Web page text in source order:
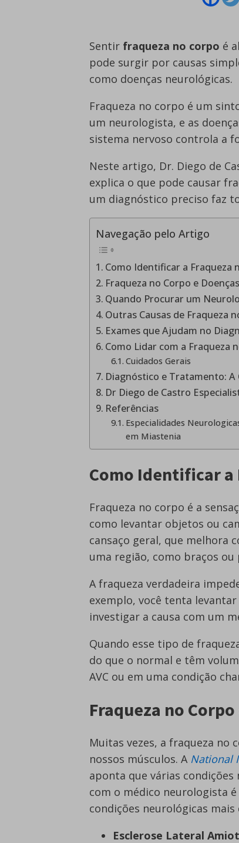
Sentir fraqueza no corpo é
pode surgir por causas
como doenças neurológicas.
Fraqueza no corpo é um
um neurologista, e as
sistema nervoso controla a
Neste artigo, Dr. Diego de
explica o que pode causar
um diagnóstico preciso faz
Navegação pelo Artigo
Como Identificar a Fraqueza
Fraqueza no Corpo e
Quando Procurar um
Outras Causas de Fraqueza
Exames que Ajudam no
Como Lidar com a Fraqueza
Cuidados Gerais
Diagnóstico e Tratamento: A
Dr Diego de Castro
Referências
Especialidades
em Miastenia
Como Identificar a
Fraqueza no corpo é a
como levantar objetos ou
cansaço geral, que melhora
uma região, como braços ou
A fraqueza verdadeira
exemplo, você tenta levantar
investigar a causa com um
Quando esse tipo de
do que o normal e têm
AVC ou em uma condição
Fraqueza no Corpo
Muitas vezes, a fraqueza no
nossos músculos. A National
aponta que várias
com o médico neurologista
condições neurológicas
Esclerose Lateral